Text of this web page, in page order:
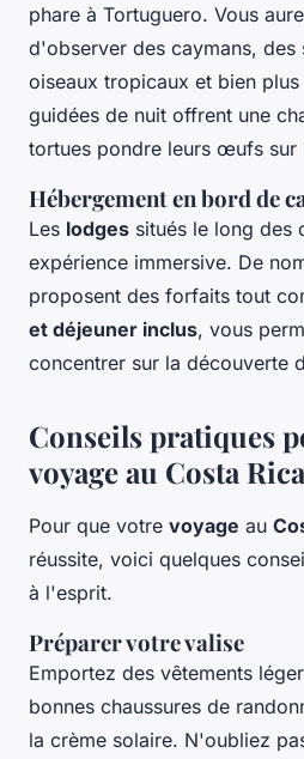
phare à Tortuguero. Vous
d'observer des caymans, des
oiseaux tropicaux et bien
guidées de nuit offrent une
tortues pondre leurs œufs sur
Hébergement en bord de
Les lodges situés le long des
expérience immersive. De
proposent des forfaits tout
et déjeuner inclus, vous
concentrer sur la découverte
Conseils pratiques
voyage au Costa Rica
Pour que votre voyage au
réussite, voici quelques
à l'esprit.
Préparer votre valise
Emportez des vêtements
bonnes chaussures de
la crème solaire. N'oubliez